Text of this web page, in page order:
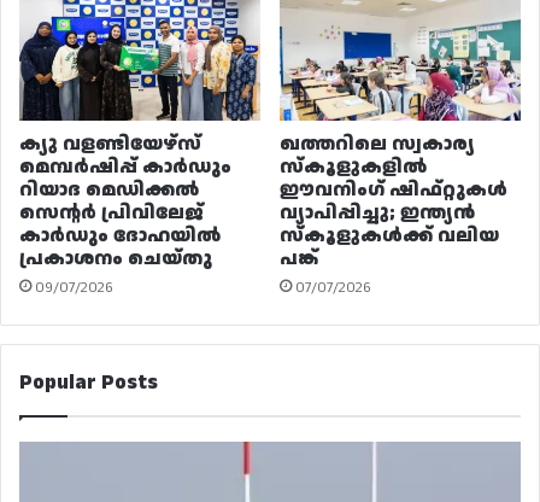
ക്യു വളണ്ടിയേഴ്‌സ്
മെമ്പർഷിപ്പ് കാർഡും
റിയാദ മെഡിക്കൽ
സെന്റർ പ്രിവിലേജ്
കാർഡും ദോഹയിൽ
പ്രകാശനം ചെയ്തു
09/07/2026
ഖത്തറിലെ സ്വകാര്യ
സ്കൂളുകളിൽ
ഈവനിംഗ് ഷിഫ്റ്റുകൾ
വ്യാപിപ്പിച്ചു; ഇന്ത്യൻ
സ്കൂളുകൾക്ക് വലിയ
പങ്ക്
07/07/2026
Popular Posts